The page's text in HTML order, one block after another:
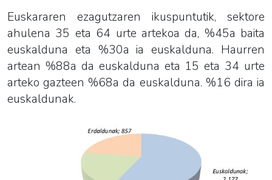
Euskararen ezagutzaren ikuspuntutik, sektore
ahulena 35 eta 64 urte artekoa da, %45a baita
euskalduna eta %30a ia euskalduna. Haurren
artean %88a da euskalduna eta 15 eta 34 urte
arteko gazteen %68a da euskalduna. %16 dira ia
euskaldunak.